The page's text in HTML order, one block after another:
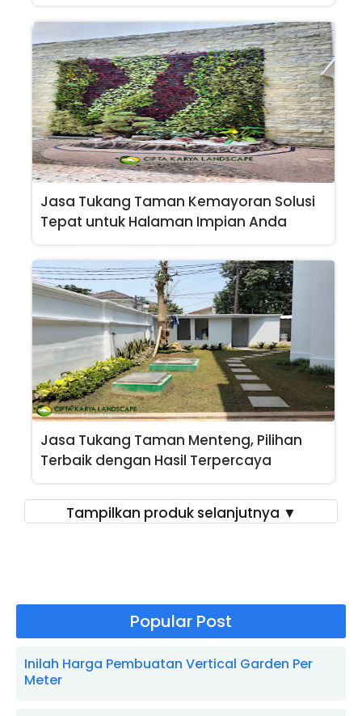
Jasa Tukang Taman Kemayoran Solusi
Tepat untuk Halaman Impian Anda
Jasa Tukang Taman Menteng, Pilihan
Terbaik dengan Hasil Terpercaya
Tampilkan produk selanjutnya ▼
Popular Post
Inilah Harga Pembuatan Vertical Garden Per
Meter